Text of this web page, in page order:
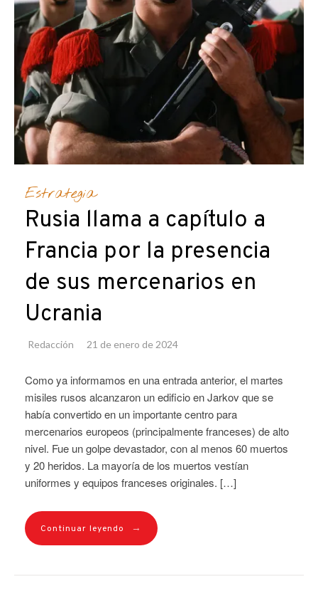
Estrategia
Rusia llama a capítulo a
Francia por la presencia
de sus mercenarios en
Ucrania
Redacción 21 de enero de 2024
Como ya informamos en una entrada anterior, el martes
misiles rusos alcanzaron un edificio en Jarkov que se
había convertido en un importante centro para
mercenarios europeos (principalmente franceses) de alto
nivel. Fue un golpe devastador, con al menos 60 muertos
y 20 heridos. La mayoría de los muertos vestían
uniformes y equipos franceses originales. […]
Continuar leyendo →